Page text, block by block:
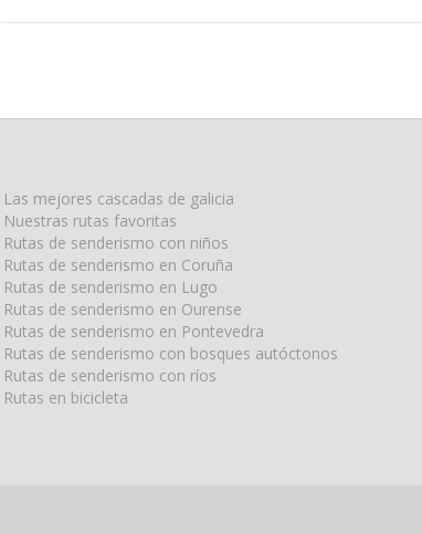
Las mejores cascadas de galicia
Nuestras rutas favoritas
Rutas de senderismo con niños
Rutas de senderismo en Coruña
Rutas de senderismo en Lugo
Rutas de senderismo en Ourense
Rutas de senderismo en Pontevedra
Rutas de senderismo con bosques autóctonos
Rutas de senderismo con ríos
Rutas en bicicleta